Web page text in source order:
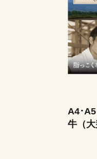
A4･
牛（
ース
コ連